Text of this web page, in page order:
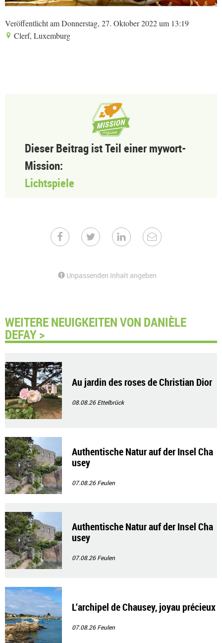
Veröffentlicht am Donnerstag, 27. Oktober 2022 um 13:19
Clerf, Luxemburg
Dieser Beitrag ist Teil einer mywort-
Mission:
Lichtspiele
Unpassenden Inhalt angeben
WEITERE NEUIGKEITEN VON DANIÈLE
DEFAY >
Au jardin des roses de Christian Dior
08.08.26Ettelbrück
Authentische Natur auf der Insel Cha
usey
07.08.26Feulen
Authentische Natur auf der Insel Cha
usey
07.08.26Feulen
L‘archipel de Chausey, joyau précieux
07.08.26Feulen